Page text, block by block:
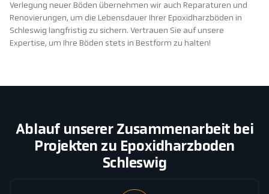
Verlegung neuer Böden übernehmen wir auch Reparaturen und
Renovierungen, um die Lebensdauer Ihrer Epoxidharzböden in
Schleswig langfristig zu sichern. Vertrauen Sie auf unsere
Expertise, um Ihre Böden stets in Bestform zu halten!
Ablauf unserer Zusammenarbeit bei
Projekten zu Epoxidharzboden
Schleswig